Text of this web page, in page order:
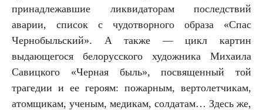
принадлежавшие ликвидаторам последствий
аварии, список с чудотворного образа «Спас
Чернобыльский». А также — цикл картин
выдающегося белорусского художника Михаила
Савицкого «Черная быль», посвященный той
трагедии и ее героям: пожарным, вертолетчикам,
атомщикам, ученым, медикам, солдатам… Здесь же,